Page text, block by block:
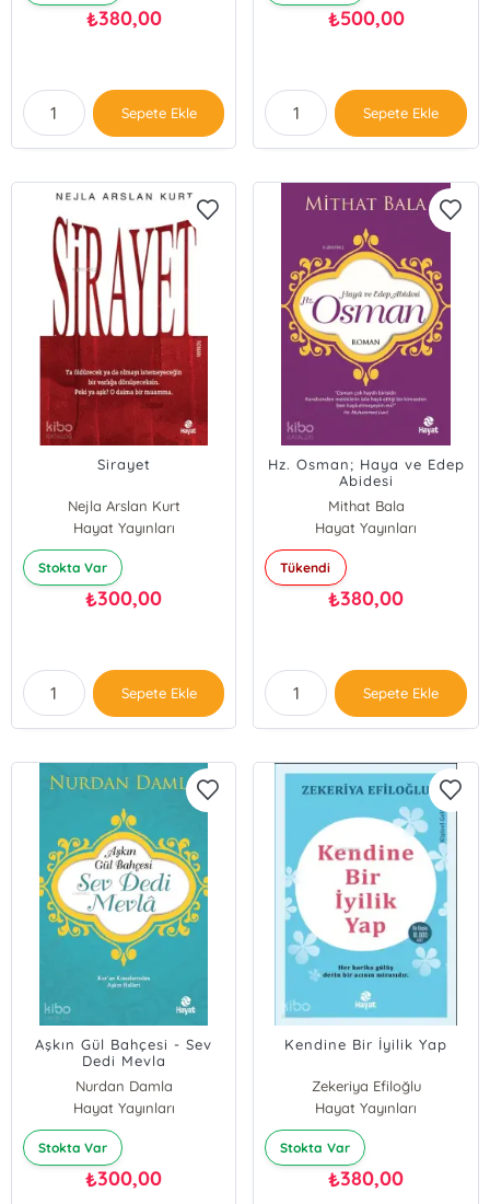
₺380,00
Sepete Ekle
₺500,00
Sepete Ekle
Sirayet
Nejla Arslan Kurt
Hayat Yayınları
Stokta Var
₺300,00
Sepete Ekle
Hz. Osman; Haya ve Edep
Abidesi
Mithat Bala
Hayat Yayınları
Tükendi
₺380,00
Sepete Ekle
Aşkın Gül Bahçesi - Sev
Dedi Mevla
Nurdan Damla
Hayat Yayınları
Stokta Var
₺300,00
Kendine Bir İyilik Yap
Zekeriya Efiloğlu
Hayat Yayınları
Stokta Var
₺380,00